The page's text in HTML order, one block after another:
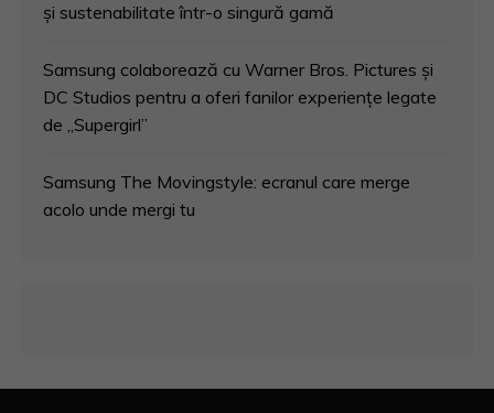
și sustenabilitate într-o singură gamă
Samsung colaborează cu Warner Bros. Pictures și
DC Studios pentru a oferi fanilor experiențe legate
de „Supergirl”
Samsung The Movingstyle: ecranul care merge
acolo unde mergi tu